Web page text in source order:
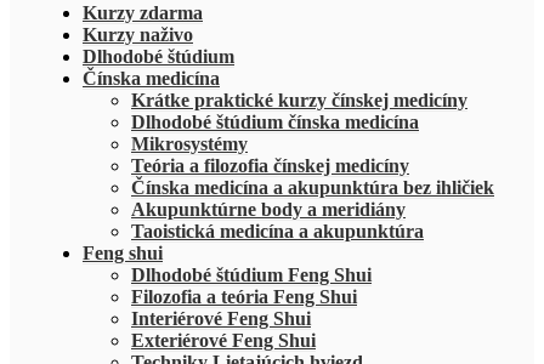
Kurzy zdarma
Kurzy naživo
Dlhodobé štúdium
Čínska medicína
Krátke praktické kurzy čínskej medicíny
Dlhodobé štúdium čínska medicína
Mikrosystémy
Teória a filozofia čínskej medicíny
Čínska medicína a akupunktúra bez ihličiek
Akupunktúrne body a meridiány
Taoistická medicína a akupunktúra
Feng shui
Dlhodobé štúdium Feng Shui
Filozofia a teória Feng Shui
Interiérové Feng Shui
Exteriérové Feng Shui